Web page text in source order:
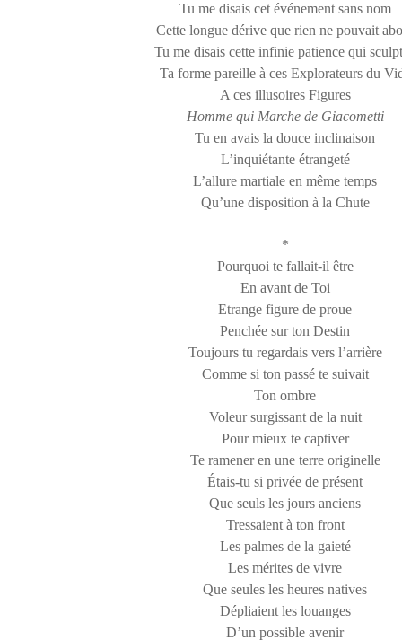
Tu me disais cet événement sans nom
Cette longue dérive que rien ne pouvait
Tu me disais cette infinie patience qui
Ta forme pareille à ces Explorateurs du
A ces illusoires Figures
Homme qui Marche de Giacometti
Tu en avais la douce inclinaison
L’inquiétante étrangeté
L’allure martiale en même temps
Qu’une disposition à la Chute
*
Pourquoi te fallait-il être
En avant de Toi
Etrange figure de proue
Penchée sur ton Destin
Toujours tu regardais vers l’arrière
Comme si ton passé te suivait
Ton ombre
Voleur surgissant de la nuit
Pour mieux te captiver
Te ramener en une terre originelle
Étais-tu si privée de présent
Que seuls les jours anciens
Tressaient à ton front
Les palmes de la gaieté
Les mérites de vivre
Que seules les heures natives
Dépliaient les louanges
D’un possible avenir